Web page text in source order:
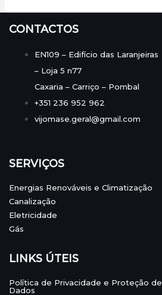
CONTACTOS
EN109 – Edifício das Laranjeiras
– Loja 5 n77
Caxaria – Carriço – Pombal
+351 236 952 962
vijomase.geral@gmail.com
SERVIÇOS
Energias Renováveis e Climatização
Canalização
Eletricidade
Gás
LINKS ÚTEIS
Política de Privacidade e Proteção de
Dados